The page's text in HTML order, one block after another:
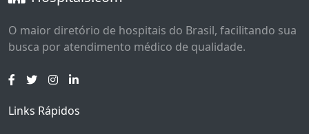
O maior diretório de hospitais do Brasil, facilitando sua
busca por atendimento médico de qualidade.
Links Rápidos